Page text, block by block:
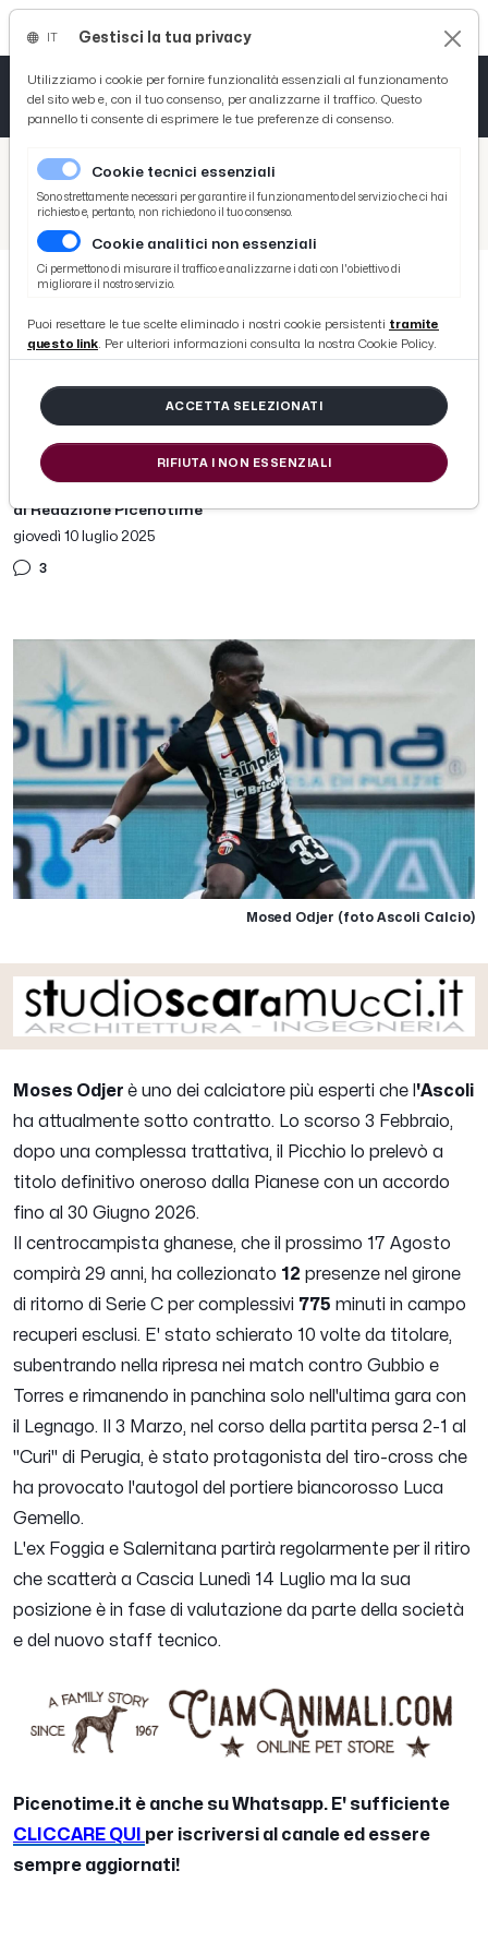
/ Picenotime
/ Ascoli Time
Ascoli Calcio, il centrocampista Odjer partirà per il ritiro precampionato ma è sotto valutazione
Ascoli Calcio, il centrocampista
Odjer partirà per il ritiro
precampionato ma è sotto
valutazione
di Redazione Picenotime
giovedì 10 luglio 2025
3
Mosed Odjer (foto Ascoli Calcio)
Moses Odjer è uno dei calciatore più esperti che l 'Ascoli
ha attualmente sotto contratto. Lo scorso 3 Febbraio,
dopo una complessa trattativa, il Picchio lo prelevò a
titolo definitivo oneroso dalla Pianese con un accordo
fino al 30 Giugno 2026.
Il centrocampista ghanese, che il prossimo 17 Agosto
compirà 29 anni, ha collezionato 12 presenze nel girone
di ritorno di Serie C per complessivi 775 minuti in campo
recuperi esclusi. E' stato schierato 10 volte da titolare,
subentrando nella ripresa nei match contro Gubbio e
Torres e rimanendo in panchina solo nell'ultima gara con
il Legnago. Il 3 Marzo, nel corso della partita persa 2-1 al
"Curi" di Perugia, è stato protagonista del tiro-cross che
ha provocato l'autogol del portiere biancorosso Luca
Gemello.
L'ex Foggia e Salernitana partirà regolarmente per il ritiro
che scatterà a Cascia Lunedì 14 Luglio ma la sua
posizione è in fase di valutazione da parte della società
e del nuovo staff tecnico.
Picenotime.it è anche su Whatsapp. E' sufficiente
CLICCARE QUI per iscriversi al canale ed essere
sempre aggiornati!
Gestisci la tua privacy
Utilizziamo i cookie per fornire funzionalità essenziali al funzionamento
del sito web e, con il tuo consenso, per analizzarne il traffico. Questo
pannello ti consente di esprimere le tue preferenze di consenso.
Cookie tecnici essenziali
Sono strettamente necessari per garantire il funzionamento del servizio che ci hai
richiesto e, pertanto, non richiedono il tuo consenso.
Cookie analitici non essenziali
Ci permettono di misurare il traffico e analizzarne i dati con l'obiettivo di
migliorare il nostro servizio.
Puoi resettare le tue scelte eliminado i nostri cookie persistenti tramite
questo link. Per ulteriori informazioni consulta la nostra Cookie Policy.
ACCETTA SELEZIONATI
RIFIUTA I NON ESSENZIALI
Tutto News
Tutto Sport
Basket
Ciclismo
Tutto Curiosità